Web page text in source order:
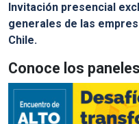
Invitación presencial
generales de las
Chile.
Conoce los